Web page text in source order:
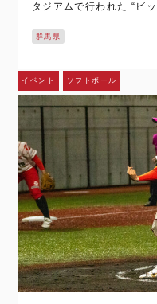
タジアムで行われた “ビ
群馬県
イベント ソフトボール